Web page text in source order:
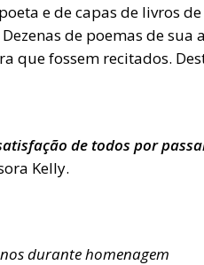
e de capas de livros
de poemas de
que fossem recitados.
de todos por
Kelly.
durante homenagem